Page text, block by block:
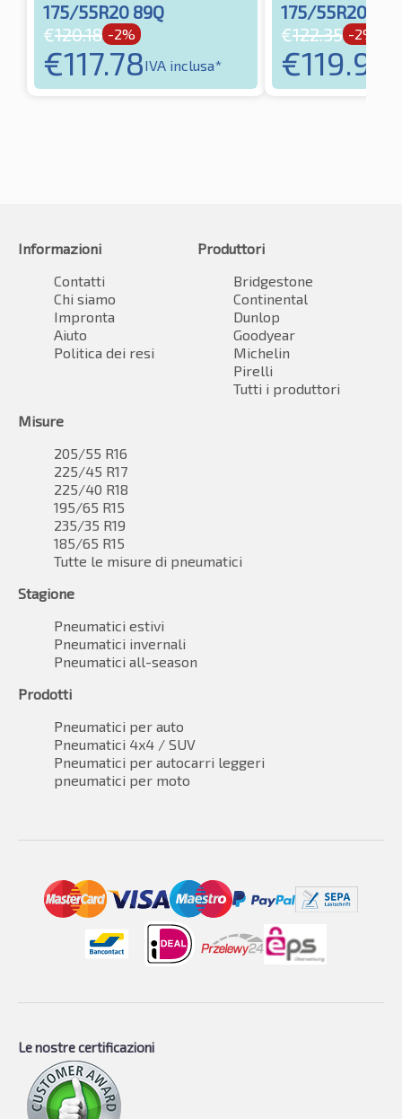
175/55R20 89Q
€120.18 -2%
€117.78IVA inclusa*
175/55R20 89T
€122.35 -2%
€119.90
Informazioni
Contatti
Chi siamo
Impronta
Aiuto
Politica dei resi
Produttori
Bridgestone
Continental
Dunlop
Goodyear
Michelin
Pirelli
Tutti i produttori
Misure
205/55 R16
225/45 R17
225/40 R18
195/65 R15
235/35 R19
185/65 R15
Tutte le misure di pneumatici
Stagione
Pneumatici estivi
Pneumatici invernali
Pneumatici all-season
Prodotti
Pneumatici per auto
Pneumatici 4x4 / SUV
Pneumatici per autocarri leggeri
pneumatici per moto
Le nostre certificazioni